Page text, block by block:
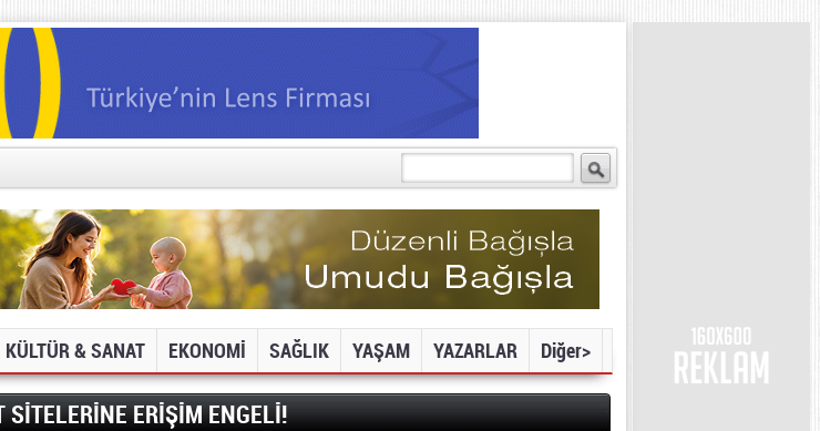
KÜLTÜR & SANAT EKONOMİ SAĞLIK YAŞAM YAZARLAR Diğer>
SİTELERİNE ERİŞİM ENGELİ!